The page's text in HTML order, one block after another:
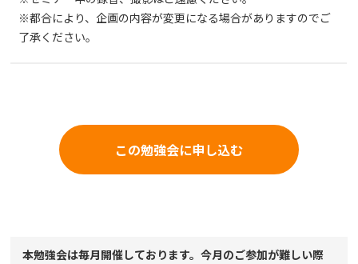
※都合により、企画の内容が変更になる場合がありますのでご
了承ください。
この勉強会に申し込む
本勉強会は毎月開催しております。今月のご参加が難しい際